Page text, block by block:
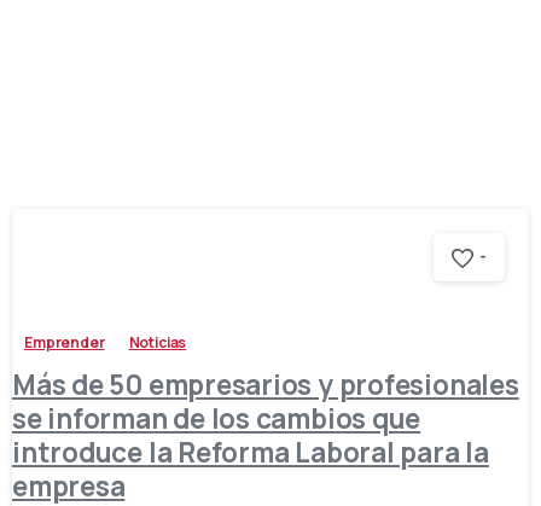
-
Emprender Noticias
Más de 50 empresarios y profesionales
se informan de los cambios que
introduce la Reforma Laboral para la
empresa